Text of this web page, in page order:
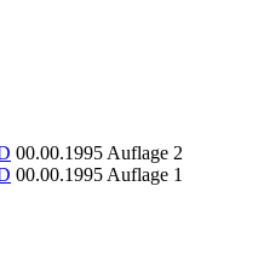
00.00.1995 Auflage 2
00.00.1995 Auflage 1